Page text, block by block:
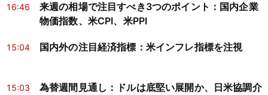
16:46
来週の相場で注目すべき3つのポイント：国内企業
物価指数、米CPI、米PPI
15:04 国内外の注目経済指標：米インフレ指標を注視
15:03
為替週間見通し：ドルは底堅い展開か、日米協調介